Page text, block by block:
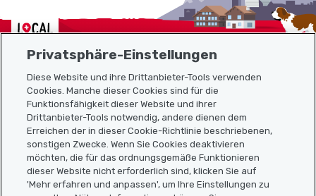
Localcities
Sitemap
Nützliche Links
Localcities App herunterladen
Privatsphäre-Einstellungen
Diese Website und ihre Drittanbieter-Tools verwenden
Cookies. Manche dieser Cookies sind für die
Funktionsfähigkeit dieser Website und ihrer
Drittanbieter-Tools notwendig, andere dienen dem
Erreichen der in dieser Cookie-Richtlinie beschriebenen,
sonstigen Zwecke. Wenn Sie Cookies deaktivieren
möchten, die für das ordnungsgemäße Funktionieren
dieser Website nicht erforderlich sind, klicken Sie auf
'Mehr erfahren und anpassen', um Ihre Einstellungen zu